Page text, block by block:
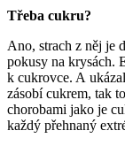
Třeba cukru?
Ano, strach z něj je
pokusy na krysách.
k cukrovce. A
zásobí cukrem, tak
chorobami jako je
každý přehnaný